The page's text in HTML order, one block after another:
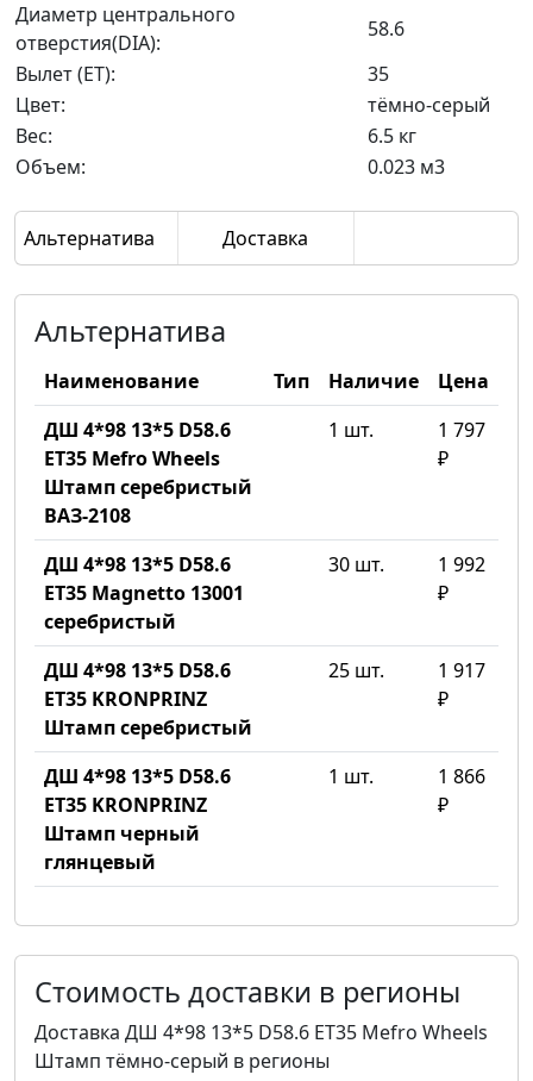
Диаметр центрального
отверстия(DIA):
58.6
Вылет (ET):
35
Цвет:
тёмно-серый
Вес:
6.5 кг
Объем:
0.023 м3
Альтернатива Доставка
Альтернатива
Наименование Тип Наличие
Цена
ДШ 4*98 13*5 D58.6
ET35 Mefro Wheels
Штамп серебристый
ВАЗ-2108
1 шт.
1 797
₽
ДШ 4*98 13*5 D58.6
ET35 Magnetto 13001
серебристый
30 шт.
1 992
₽
ДШ 4*98 13*5 D58.6
ET35 KRONPRINZ
Штамп серебристый
25 шт.
1 917
₽
ДШ 4*98 13*5 D58.6
ET35 KRONPRINZ
Штамп черный
глянцевый
1 шт.
1 866
₽
Стоимость доставки в регионы
Доставка ДШ 4*98 13*5 D58.6 ET35 Mefro Wheels
Штамп тёмно-серый в регионы